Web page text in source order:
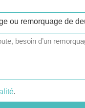
ou remorquage de
.